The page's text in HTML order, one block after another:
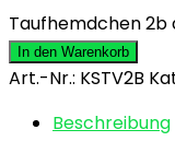
Taufhemdchen 2b
In den Warenkorb
Art.-Nr.: KSTV2B
Beschreibung